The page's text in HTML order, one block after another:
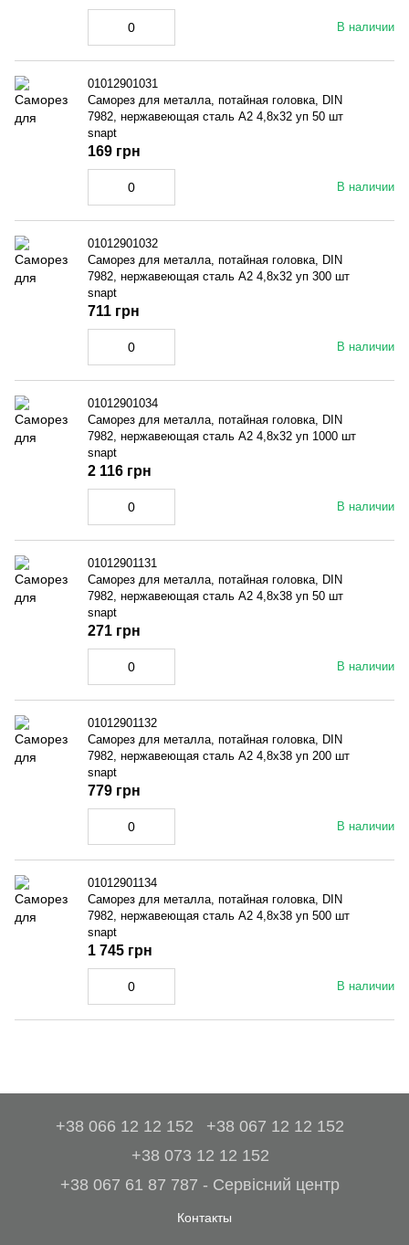
В наличии
01012901031
Саморез для металла, потайная головка, DIN
7982, нержавеющая сталь A2 4,8x32 уп 50 шт
snapt
В наличии
169 грн
01012901032
Саморез для металла, потайная головка, DIN
7982, нержавеющая сталь A2 4,8x32 уп 300 шт
snapt
В наличии
711 грн
01012901034
Саморез для металла, потайная головка, DIN
7982, нержавеющая сталь A2 4,8x32 уп 1000 шт
snapt
В наличии
2 116 грн
01012901131
Саморез для металла, потайная головка, DIN
7982, нержавеющая сталь A2 4,8x38 уп 50 шт
snapt
В наличии
271 грн
01012901132
Саморез для металла, потайная головка, DIN
7982, нержавеющая сталь A2 4,8x38 уп 200 шт
snapt
В наличии
779 грн
01012901134
Саморез для металла, потайная головка, DIN
7982, нержавеющая сталь A2 4,8x38 уп 500 шт
snapt
В наличии
1 745 грн
+38 066 12 12 152
+38 067 12 12 152
+38 073 12 12 152
+38 067 61 87 787 - Сервісний центр
Контакты